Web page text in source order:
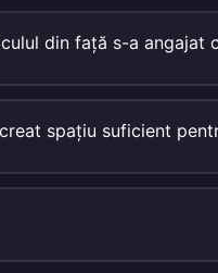
din faţă s-a angajat
spaţiu suficient